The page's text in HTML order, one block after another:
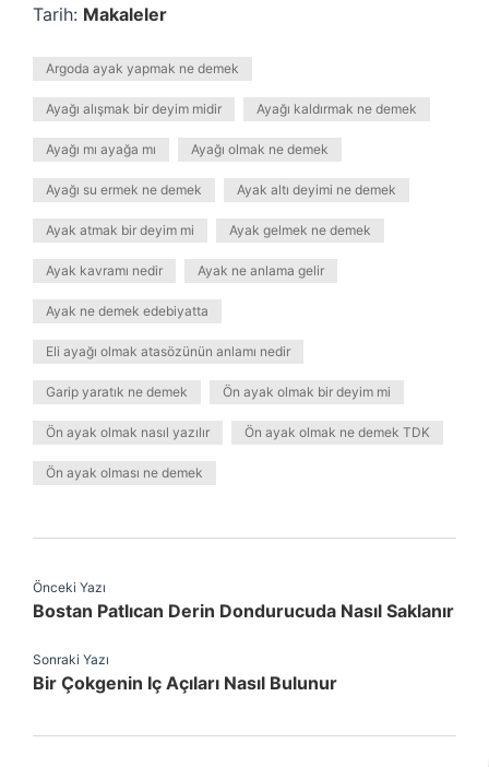
Tarih: Makaleler
Argoda ayak yapmak ne demek
Ayağı alışmak bir deyim midir Ayağı kaldırmak ne demek
Ayağı mı ayağa mı Ayağı olmak ne demek
Ayağı su ermek ne demek Ayak altı deyimi ne demek
Ayak atmak bir deyim mi Ayak gelmek ne demek
Ayak kavramı nedir Ayak ne anlama gelir
Ayak ne demek edebiyatta
Eli ayağı olmak atasözünün anlamı nedir
Garip yaratık ne demek Ön ayak olmak bir deyim mi
Ön ayak olmak nasıl yazılır Ön ayak olmak ne demek TDK
Ön ayak olması ne demek
Önceki Yazı
Bostan Patlıcan Derin Dondurucuda Nasıl Saklanır
Sonraki Yazı
Bir Çokgenin Iç Açıları Nasıl Bulunur